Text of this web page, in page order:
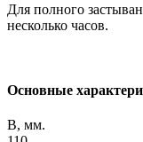
Для полного
несколько часов.
Основные
B, мм.